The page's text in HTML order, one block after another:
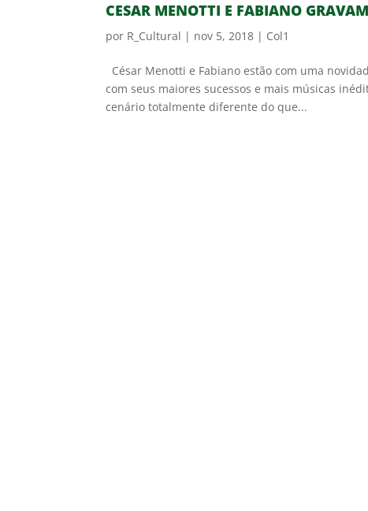
CESAR MENOTTI E FABIANO
por R_Cultural | nov 5, 2018 | Col1
César Menotti e Fabiano estão com uma
com seus maiores sucessos e mais músicas
cenário totalmente diferente do que...